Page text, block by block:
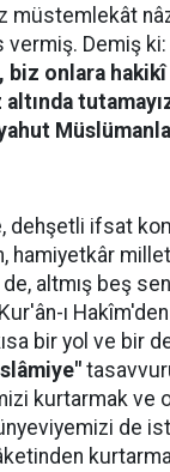
müstemlekât
Demiş ki:
biz onlara
dehşetli ifsat
hamiyetkâr
de, altmış beş
ı
bir yol ve bir
kurtarmak ve
de